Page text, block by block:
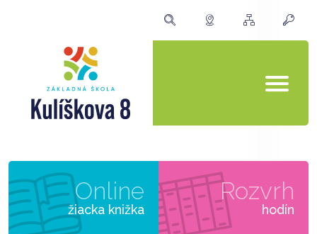
Online
žiacka knižka
Rozvrh
hodín